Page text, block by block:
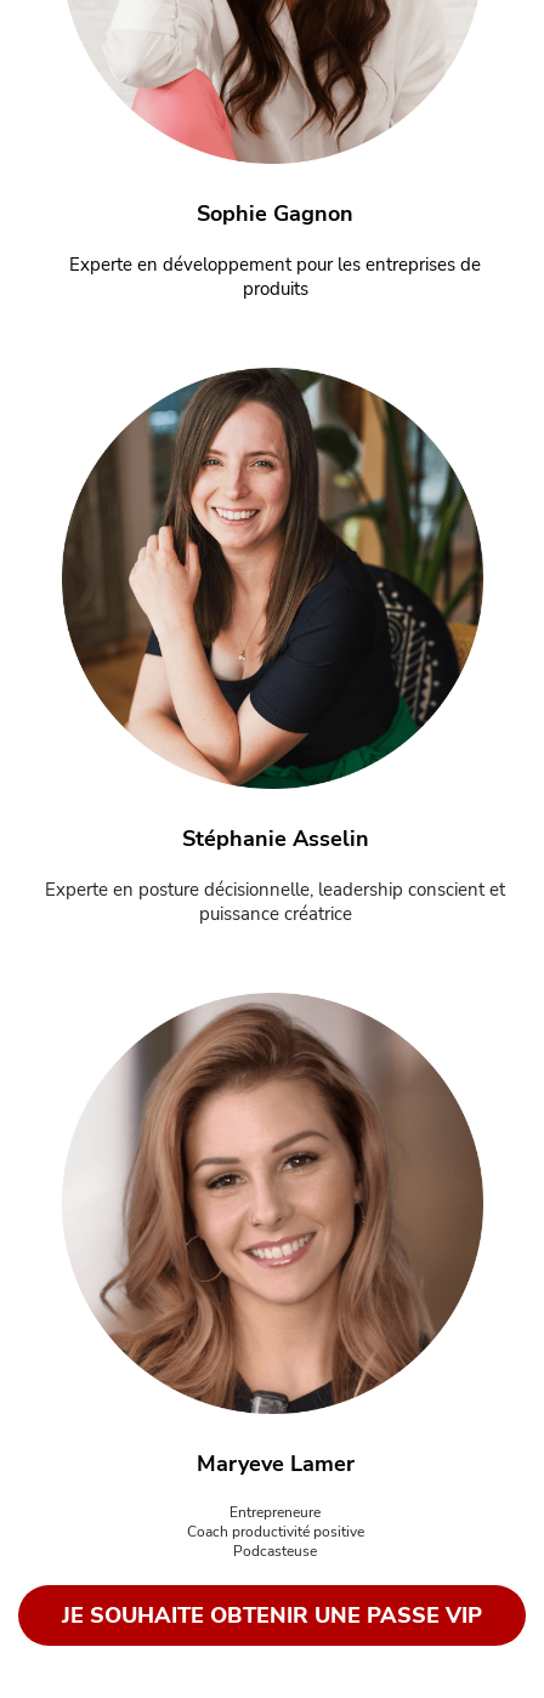
Sophie Gagnon
Experte en développement pour les entreprises de
produits
Stéphanie Asselin
Experte en posture décisionnelle, leadership conscient et
puissance créatrice
Maryeve Lamer
Entrepreneure
Coach productivité positive
Podcasteuse
JE SOUHAITE OBTENIR UNE PASSE VIP